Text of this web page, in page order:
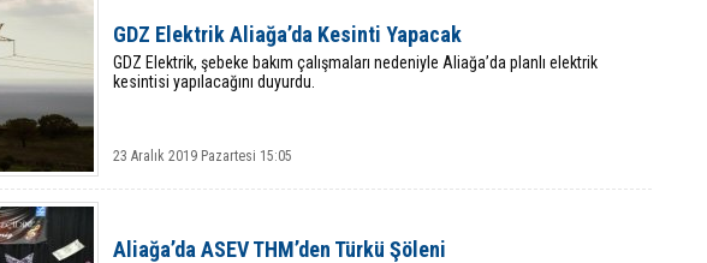
GDZ Elektrik Aliağa’da Kesinti Yapacak
GDZ Elektrik, şebeke bakım çalışmaları nedeniyle Aliağa’da planlı elektrik
kesintisi yapılacağını duyurdu.
23 Aralık 2019 Pazartesi 15:05
Aliağa’da ASEV THM’den Türkü Şöleni